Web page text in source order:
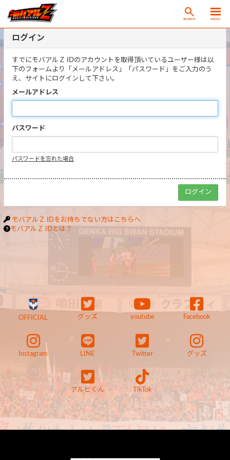
SEARCH MENU
ログイン
すでにモバアルＺ IDのアカウントを取得頂いているユーザー様は以
下のフォームより「メールアドレス」「パスワード」をご入力のう
え、サイトにログインして下さい。
メールアドレス
パスワード
パスワードを忘れた場合
モバアルＺ IDをお持ちでない方はこちらへ
モバアルＺ IDとは？
OFFICIAL グッズ youtube Facebook
Instagram LINE Twitter グッズ
アルビくん TikTok